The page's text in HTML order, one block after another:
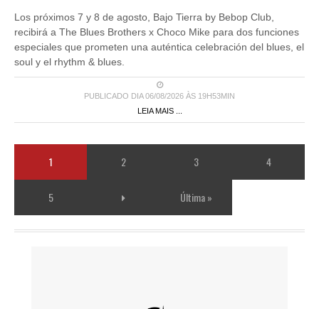
Los próximos 7 y 8 de agosto, Bajo Tierra by Bebop Club,
recibirá a The Blues Brothers x Choco Mike para dos funciones
especiales que prometen una auténtica celebración del blues, el
soul y el rhythm & blues.
PUBLICADO DIA 06/08/2026 ÀS 19H53MIN
LEIA MAIS ...
1 2 3 4
5 Última »